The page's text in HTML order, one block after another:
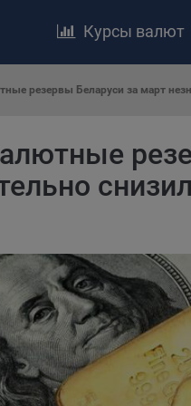
Курсы валют
резервы Беларуси за март